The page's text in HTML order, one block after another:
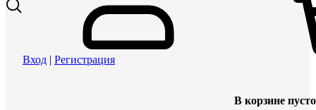
Вход | Регистрация
В корзине пусто